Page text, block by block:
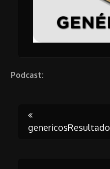
Podcast:
Post
genericosResultado